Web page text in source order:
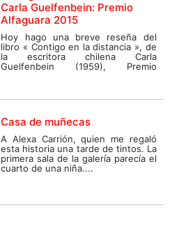
Carla Guelfenbein: Premio
Alfaguara 2015
Hoy hago una breve reseña del
libro « Contigo en la distancia », de
la escritora chilena Carla
Guelfenbein (1959), Premio
Casa de muñecas
A Alexa Carrión, quien me regaló
esta historia una tarde de tintos. La
primera sala de la galería parecía el
cuarto de una niña....